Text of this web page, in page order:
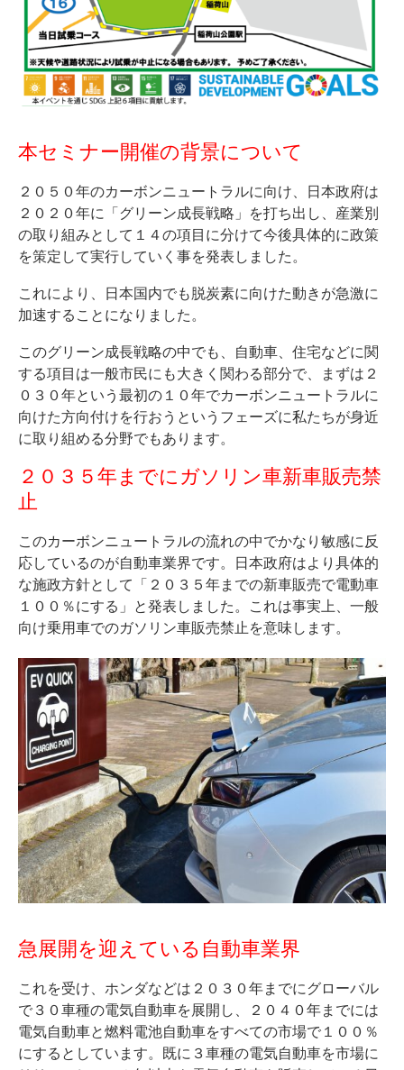
本セミナー開催の背景について
２０５０年のカーボンニュートラルに向け、日本政府は
２０２０年に「グリーン成長戦略」を打ち出し、産業別
の取り組みとして１４の項目に分けて今後具体的に政策
を策定して実行していく事を発表しました。
これにより、日本国内でも脱炭素に向けた動きが急激に
加速することになりました。
このグリーン成長戦略の中でも、自動車、住宅などに関
する項目は一般市民にも大きく関わる部分で、まずは２
０３０年という最初の１０年でカーボンニュートラルに
向けた方向付けを行おうというフェーズに私たちが身近
に取り組める分野でもあります。
２０３５年までにガソリン車新車販売禁
止
このカーボンニュートラルの流れの中でかなり敏感に反
応しているのが自動車業界です。日本政府はより具体的
な施政方針として「２０３５年までの新車販売で電動車
１００％にする」と発表しました。これは事実上、一般
向け乗用車でのガソリン車販売禁止を意味します。
急展開を迎えている自動車業界
これを受け、ホンダなどは２０３０年までにグローバル
で３０車種の電気自動車を展開し、２０４０年までには
電気自動車と燃料電池自動車をすべての市場で１００％
にするとしています。既に３車種の電気自動車を市場に